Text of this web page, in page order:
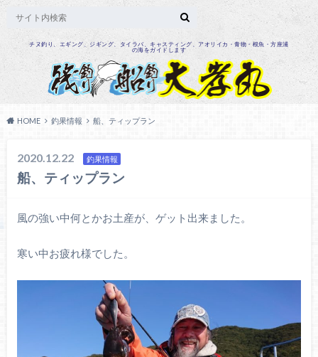
チヌ釣り、エギング、ジギング、タイラバ、キャスティング、アオリイカ・青物・根魚・方座浦
の海をガイドします
HOME 釣果情報 船、ティップラン
2020.12.22 釣果情報
船、ティップラン
風の強い中何とかお土産が、ゲット出来ました。
寒い中お疲れ様でした。